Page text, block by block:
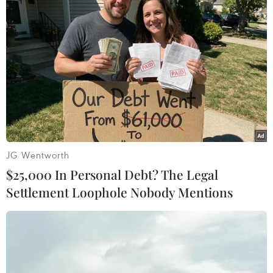
FIFA công bố đội hình tiêu biểu
World Cup 2010
16/07/2010 02:03
Cơn sốt bạch tuộc tại Trung Quốc
sau World Cup
14/07/2010 10:02
Interpol đánh giá cao bảo vệ an ninh
JG Wentworth
$25,000 In Personal Debt? The Legal
Settlement Loophole Nobody Mentions